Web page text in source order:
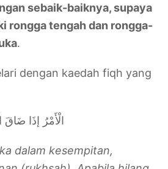
sebaik-baiknya, supaya
rongga tengah dan rongga-
.
dengan kaedah fiqh yang
الْأَمْرُ إذَا
dalam kesempitan,